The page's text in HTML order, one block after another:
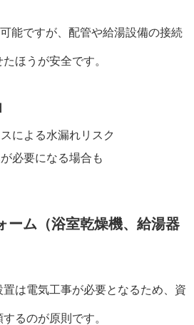
能ですが、配管や給湯設備の接続
ほうが安全です。
による水漏れリスク
必要になる場合も
ーム（浴室乾燥機、給湯器
は電気工事が必要となるため、資
るのが原則です。